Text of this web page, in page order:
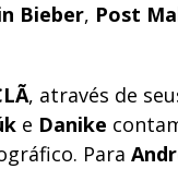
Bieber, Post
, através de
e Danike
Para